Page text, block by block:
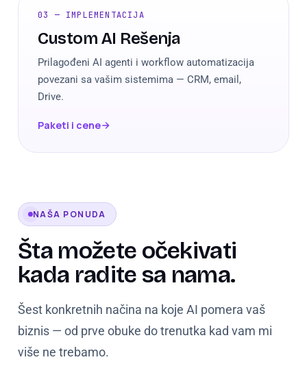
03 — IMPLEMENTACIJA
Custom AI Rešenja
Prilagođeni AI agenti i workflow automatizacija
povezani sa vašim sistemima — CRM, email,
Drive.
Paketi i cene
NAŠA PONUDA
Šta možete očekivati
kada radite sa nama.
Šest konkretnih načina na koje AI pomera vaš
biznis — od prve obuke do trenutka kad vam mi
više ne trebamo.